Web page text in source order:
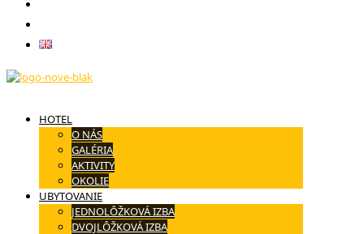
HOTEL
O NÁS
GALÉRIA
AKTIVITY
OKOLIE
UBYTOVANIE
JEDNOLÔŽKOVÁ IZBA
DVOJLÔŽKOVÁ IZBA